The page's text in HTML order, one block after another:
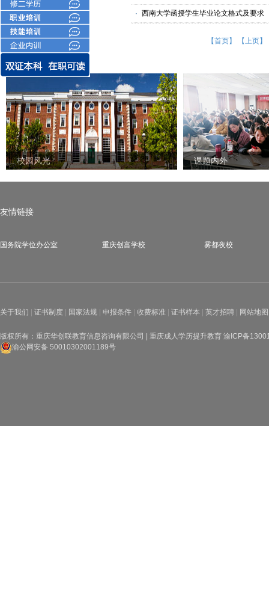
· 西南大学函授学生毕业论文格式及要求
【首页】 【上页】
校园风光
校园风光 课题内外
友情链接
国务院学位办公室 重庆创富学校 雾都夜校
关于我们 证书制度 国家法规 申报条件 收费标准 证书样本 英才招聘 网站地图
版权所有：重庆华创联教育信息咨询有限公司 | 重庆成人学历提升教育 渝ICP备
渝公网安备 50010302001189号